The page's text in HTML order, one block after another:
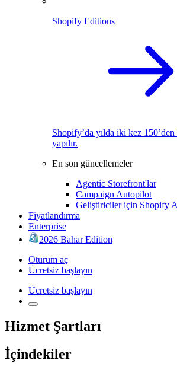
Shopify Editions
Shopify’da yılda iki kez
yapılır.
En son güncellemeler
Agentic Storefront'lar
Campaign Autopilot
Geliştiriciler için Shopify
Fiyatlandırma
Enterprise
2026 Bahar Edition
Oturum aç
Ücretsiz başlayın
Ücretsiz başlayın
Hizmet Şartları
İçindekiler